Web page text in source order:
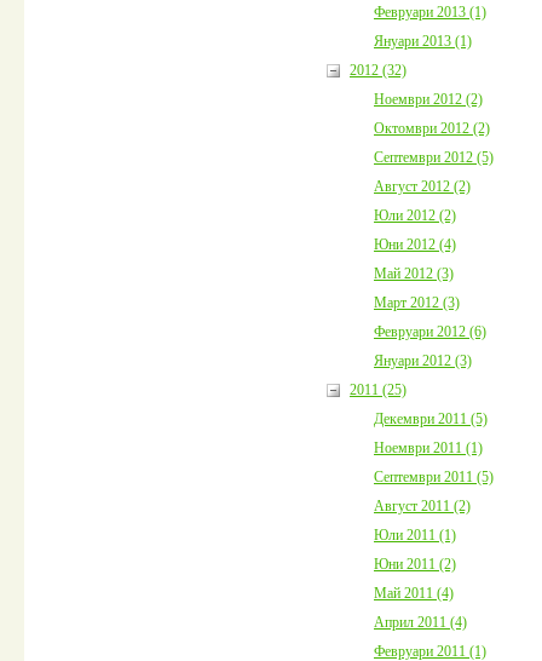
Февруари 2013 (1)
Януари 2013 (1)
2012 (32)
Ноември 2012 (2)
Октомври 2012 (2)
Септември 2012 (5)
Август 2012 (2)
Юли 2012 (2)
Юни 2012 (4)
Май 2012 (3)
Март 2012 (3)
Февруари 2012 (6)
Януари 2012 (3)
2011 (25)
Декември 2011 (5)
Ноември 2011 (1)
Септември 2011 (5)
Август 2011 (2)
Юли 2011 (1)
Юни 2011 (2)
Май 2011 (4)
Април 2011 (4)
Февруари 2011 (1)